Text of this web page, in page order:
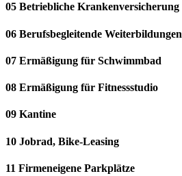
05 Betriebliche Krankenversicherung
06 Berufsbegleitende Weiterbildungen
07 Ermäßigung für Schwimmbad
08 Ermäßigung für Fitnessstudio
09 Kantine
10 Jobrad, Bike-Leasing
11 Firmeneigene Parkplätze